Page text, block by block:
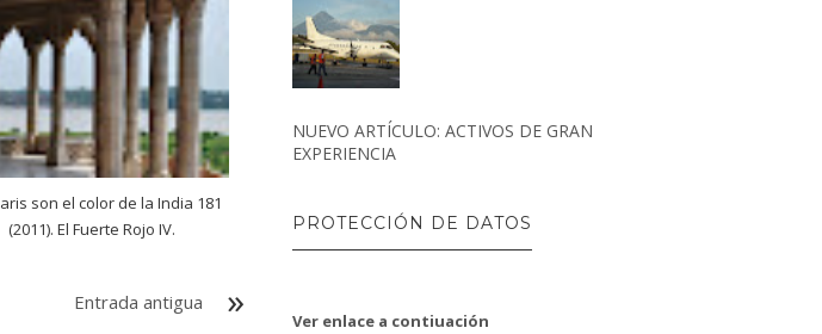
son el color de la India 181
(2011). El Fuerte Rojo IV.
Entrada antigua
NUEVO ARTÍCULO: ACTIVOS DE GRAN
EXPERIENCIA
PROTECCIÓN DE DATOS
Ver enlace a contiuación